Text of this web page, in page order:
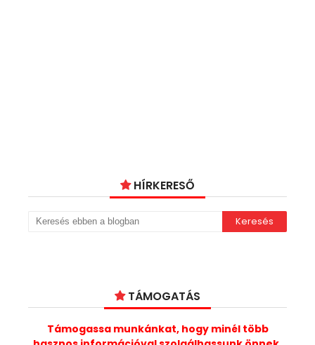
HÍRKERESŐ
TÁMOGATÁS
Támogassa munkánkat, hogy minél több